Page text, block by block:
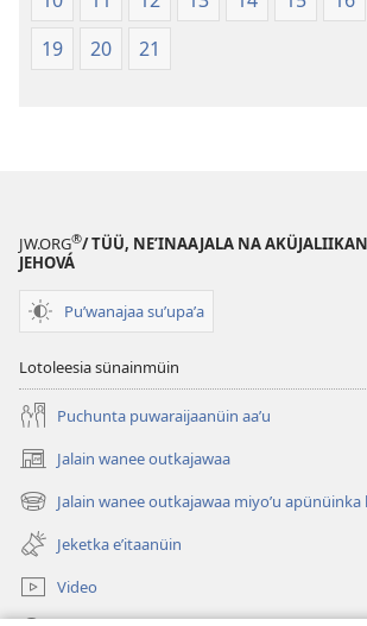
19
20 21
JW.ORG®/ TÜÜ, NEʼINAAJALA NA
JEHOVÁ
Puʼwanajaa suʼupaʼa
Lotoleesia sünainmüin
Puchunta puwaraijaanüin aaʼu
Jalain wanee outkajawaa
(abre
una
nueva
ventana)
Jalain wanee outkajawaa miyoʼu apünüinka
(abre
una
nueva
ventana)
Jeketka eʼitaanüin
Video